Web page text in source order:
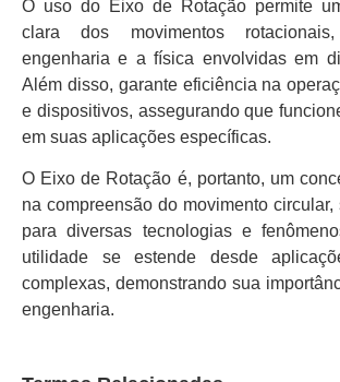
O uso do Eixo de Rotação permite
clara dos movimentos
engenharia e a física envolvidas em
Além disso, garante eficiência na
e dispositivos, assegurando que
em suas aplicações específicas.
O Eixo de Rotação é, portanto, um
na compreensão do movimento circular,
para diversas tecnologias e
utilidade se estende desde
complexas, demonstrando sua
engenharia.